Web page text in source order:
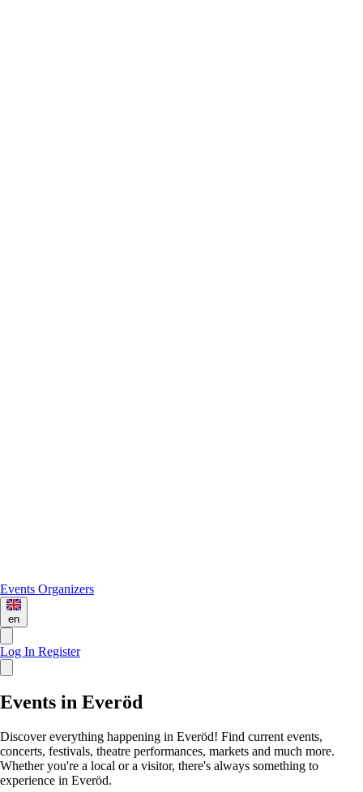
Events Organizers
en
Log In Register
Events in Everöd
Discover everything happening in Everöd! Find current events,
concerts, festivals, theatre performances, markets and much more.
Whether you're a local or a visitor, there's always something to
experience in Everöd.